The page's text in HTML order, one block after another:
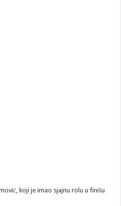
koji je imao sjajnu rolu u finišu